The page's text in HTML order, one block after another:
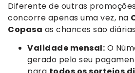
Diferente de outras
concorre apenas uma vez, na
Copasa as chances são
Validade mensal: O
gerado pelo seu